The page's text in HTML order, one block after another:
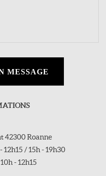
MESSAGE
42300 Roanne
12h15 / 15h - 19h30
- 12h15